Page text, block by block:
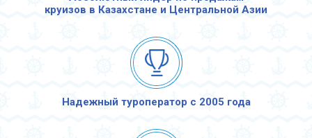
круизов в Казахстане и Центральной Азии
Надежный туроператор с 2005 года